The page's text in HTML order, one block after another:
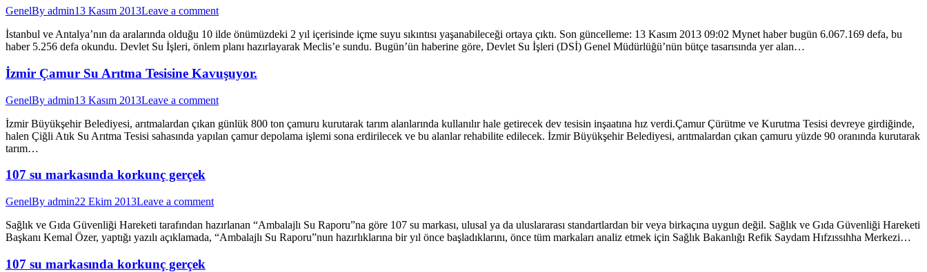
GenelBy admin13 Kasım 2013Leave a comment
İstanbul ve Antalya’nın da aralarında olduğu 10 ilde önümüzdeki 2 yıl içerisinde içme suyu sıkıntısı yaşanabileceği ortaya çıktı. Son güncelleme: 13 Kasım 2013 09:02 Mynet haber bugün 6.067.169 defa, bu
haber 5.256 defa okundu. Devlet Su İşleri, önlem planı hazırlayarak Meclis’e sundu. Bugün’ün haberine göre, Devlet Su İşleri (DSİ) Genel Müdürlüğü’nün bütçe tasarısında yer alan…
İzmir Çamur Su Arıtma Tesisine Kavuşuyor.
GenelBy admin13 Kasım 2013Leave a comment
İzmir Büyükşehir Belediyesi, arıtmalardan çıkan günlük 800 ton çamuru kurutarak tarım alanlarında kullanılır hale getirecek dev tesisin inşaatına hız verdi.Çamur Çürütme ve Kurutma Tesisi devreye girdiğinde,
halen Çiğli Atık Su Arıtma Tesisi sahasında yapılan çamur depolama işlemi sona erdirilecek ve bu alanlar rehabilite edilecek. İzmir Büyükşehir Belediyesi, arıtmalardan çıkan çamuru yüzde 90 oranında kurutarak
tarım…
107 su markasında korkunç gerçek
GenelBy admin22 Ekim 2013Leave a comment
Sağlık ve Gıda Güvenliği Hareketi tarafından hazırlanan “Ambalajlı Su Raporu”na göre 107 su markası, ulusal ya da uluslararası standartlardan bir veya birkaçına uygun değil. Sağlık ve Gıda Güvenliği Hareketi
Başkanı Kemal Özer, yaptığı yazılı açıklamada, “Ambalajlı Su Raporu”nun hazırlıklarına bir yıl önce başladıklarını, önce tüm markaları analiz etmek için Sağlık Bakanlığı Refik Saydam Hıfzıssıhha Merkezi…
107 su markasında korkunç gerçek